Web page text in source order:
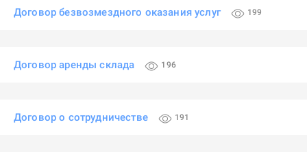
Договор безвозмездного оказания услуг 199
Договор аренды склада 196
Договор о сотрудничестве 191